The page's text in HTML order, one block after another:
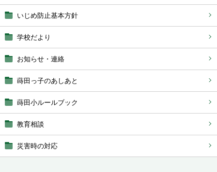
いじめ防止基本方針
学校だより
お知らせ・連絡
蒔田っ子のあしあと
蒔田小ルールブック
教育相談
災害時の対応